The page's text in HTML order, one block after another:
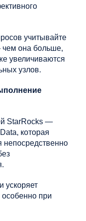
учитывайте
она больше,
увеличиваются
узлов.
StarRocks —
которая
непосредственно
ускоряет
при